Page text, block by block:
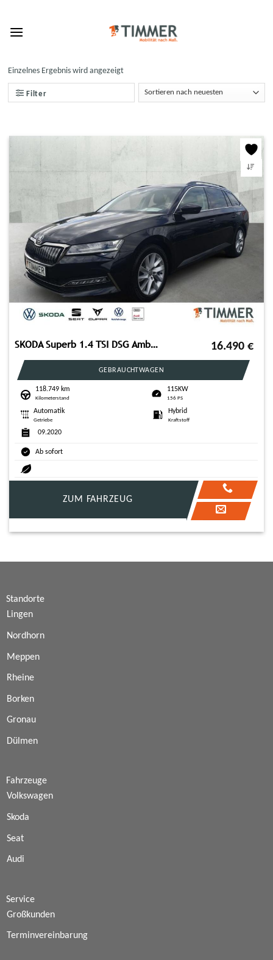
content
Filter
Einzelnes Ergebnis wird angezeigt
SKODA Superb 1.4 TSI DSG Ambition iV +AHK+EHK+LED+ACC+ 16.490 €
GEBRAUCHTWAGEN
118.749 km
Kilometerstand
115KW
156 PS
Automatik
Getriebe
Hybrid
Kraftstoff
09.2020
Ab sofort
ZUM FAHRZEUG
Standorte
Lingen
Nordhorn
Meppen
Rheine
Borken
Gronau
Dülmen
Fahrzeuge
Volkswagen
Skoda
Seat
Audi
Service
Großkunden
Terminvereinbarung